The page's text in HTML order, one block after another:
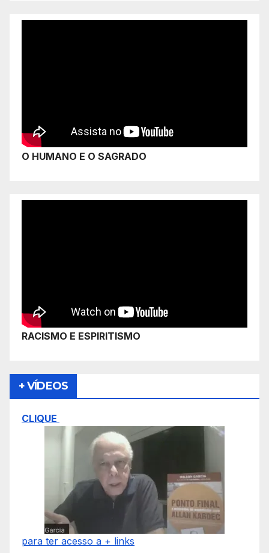
O HUMANO E O SAGRADO
RACISMO E ESPIRITISMO
+ VÍDEOS
CLIQUE
para ter acesso a + links